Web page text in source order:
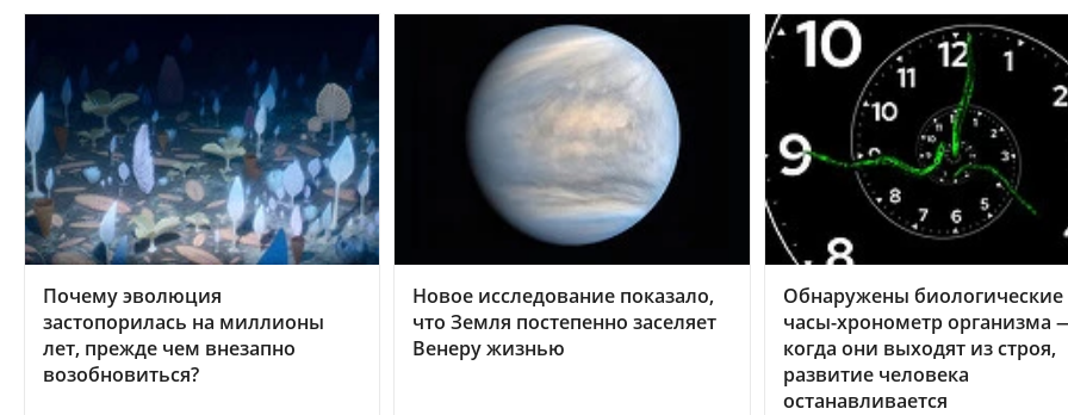
Почему эволюция
застопорилась на миллионы
лет, прежде чем внезапно
возобновиться?
Новое исследование показало,
что Земля постепенно заселяет
Венеру жизнью
Обнаружены биологические
часы-хронометр организма
когда они выходят из строя,
развитие человека
останавливается